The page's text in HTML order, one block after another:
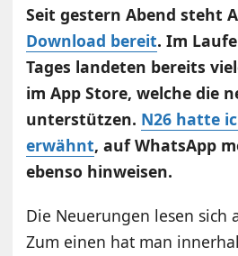
Seit gestern Abend steht
Download bereit. Im
Tages landeten bereits
im App Store, welche die
unterstützen. N26 hatte
erwähnt, auf WhatsApp
ebenso hinweisen.
Die Neuerungen lesen sich
Zum einen hat man